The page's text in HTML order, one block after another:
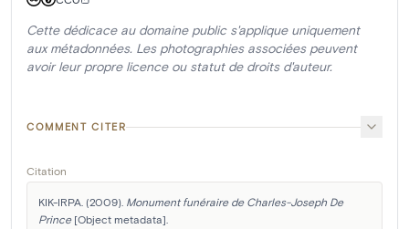
Cette dédicace au domaine public s'applique uniquement
aux métadonnées. Les photographies associées peuvent
avoir leur propre licence ou statut de droits d'auteur.
COMMENT CITER
Citation
KIK-IRPA. (2009). Monument funéraire de Charles-Joseph De
Prince [Object metadata].